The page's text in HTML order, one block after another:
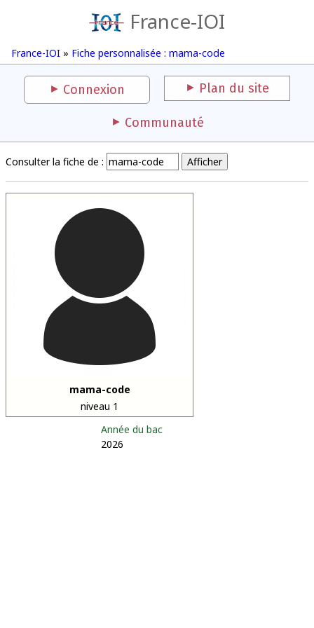
France-IOI
France-IOI » Fiche personnalisée : mama-code
Connexion Plan du site
Communauté
Consulter la fiche de :
mama-code
niveau 1
Année du bac
2026